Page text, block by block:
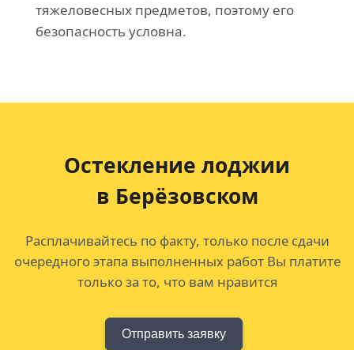
тяжеловесных предметов, поэтому его
безопасность условна.
Остекление лоджии
в Берёзовском
Расплачивайтесь по факту, только после сдачи
очередного этапа выполненных работ Вы платите
только за то, что вам нравится
Отправить заявку